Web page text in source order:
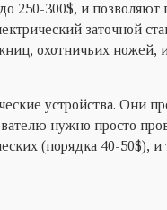
до 250-300$, и позволяют
заточной
охотничьих ножей,
устройства. Они
нужно просто
(порядка 40-50$), и